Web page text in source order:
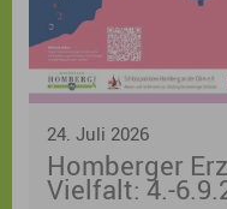
24. Juli 2026
Homberger
Vielfalt: 4.-